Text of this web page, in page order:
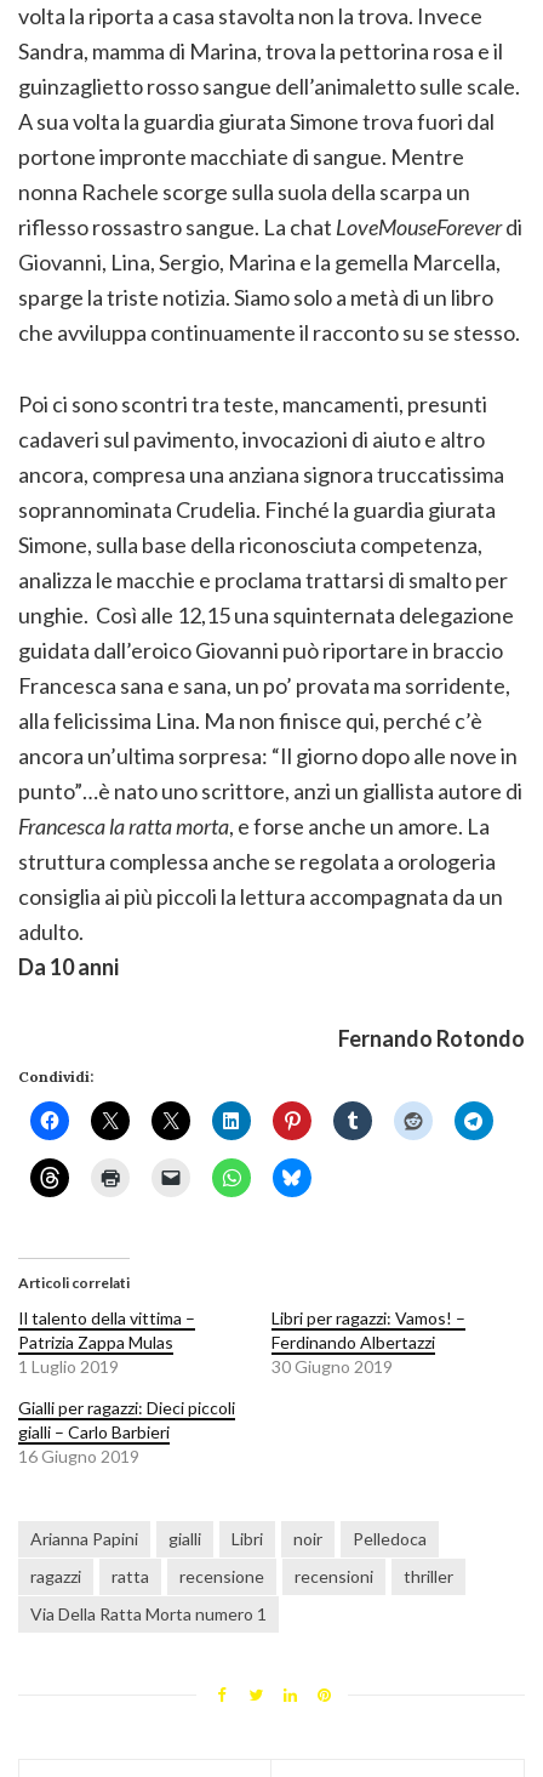
volta la riporta a casa stavolta non la trova. Invece
Sandra, mamma di Marina, trova la pettorina rosa e il
guinzaglietto rosso sangue dell’animaletto sulle scale.
A sua volta la guardia giurata Simone trova fuori dal
portone impronte macchiate di sangue. Mentre
nonna Rachele scorge sulla suola della scarpa un
riflesso rossastro sangue. La chat LoveMouseForeverdi
Giovanni, Lina, Sergio, Marina e la gemella Marcella,
sparge la triste notizia. Siamo solo a metà di un libro
che avviluppa continuamente il racconto su se stesso.
Poi ci sono scontri tra teste, mancamenti, presunti
cadaveri sul pavimento, invocazioni di aiuto e altro
ancora, compresa una anziana signora truccatissima
soprannominata Crudelia. Finché la guardia giurata
Simone, sulla base della riconosciuta competenza,
analizza le macchie e proclama trattarsi di smalto per
unghie. Così alle 12,15 una squinternata delegazione
guidata dall’eroico Giovanni può riportare in braccio
Francesca sana e sana, un po’ provata ma sorridente,
alla felicissima Lina. Ma non finisce qui, perché c’è
ancora un’ultima sorpresa: “Il giorno dopo alle nove in
punto”…è nato uno scrittore, anzi un giallista autore di
Francesca la ratta morta, e forse anche un amore. La
struttura complessa anche se regolata a orologeria
consiglia ai più piccoli la lettura accompagnata da un
adulto.
Da 10 anni
Fernando Rotondo
Condividi:
Articoli correlati
Il talento della vittima –
Patrizia Zappa Mulas
1 Luglio 2019
Libri per ragazzi: Vamos! –
Ferdinando Albertazzi
30 Giugno 2019
Gialli per ragazzi: Dieci piccoli
gialli – Carlo Barbieri
16 Giugno 2019
Arianna Papini gialli Libri noir
Pelledoca
ragazzi
ratta recensione recensioni
thriller
Via Della Ratta Morta numero 1